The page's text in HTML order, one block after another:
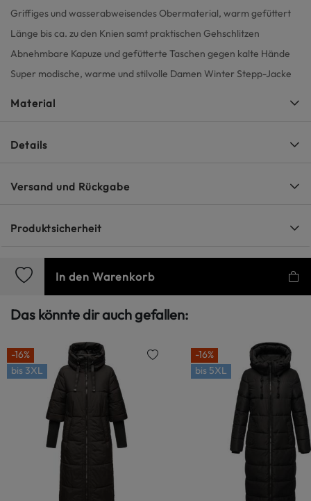
Griffiges und wasserabweisendes Obermaterial, warm gefüttert
Länge bis ca. zu den Knien samt praktischen Gehschlitzen
Abnehmbare Kapuze und gefütterte Taschen gegen kalte Hände
Super modische, warme und stilvolle Damen Winter Stepp-Jacke
Material
Details
Versand und Rückgabe
Produktsicherheit
In den Warenkorb
Das könnte dir auch gefallen:
-16%
bis 3XL
-16%
bis 5XL